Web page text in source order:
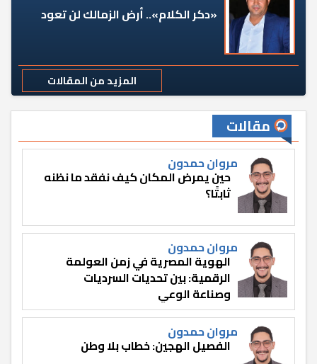
«دكر الكلام».. أرض الزمالك لن تعود
المزيد من المقالات
مقالات
مروان حمدون
حين يمرض المكان كيف نفقد ما نظنه
ثابتًا؟
مروان حمدون
الهوية المصرية في زمن العولمة
الرقمية: بين تحديات السرديات
وصناعة الوعي
مروان حمدون
الفصيل الهجين: خطاب بلا وطن